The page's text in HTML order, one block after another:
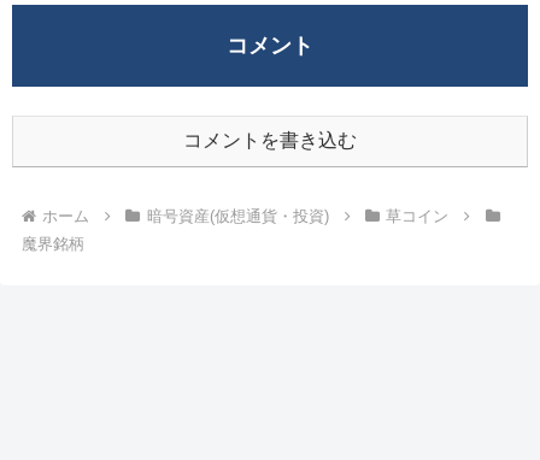
コメント
コメントを書き込む
ホーム 暗号資産(仮想通貨・投資)
草コイン
魔界銘柄